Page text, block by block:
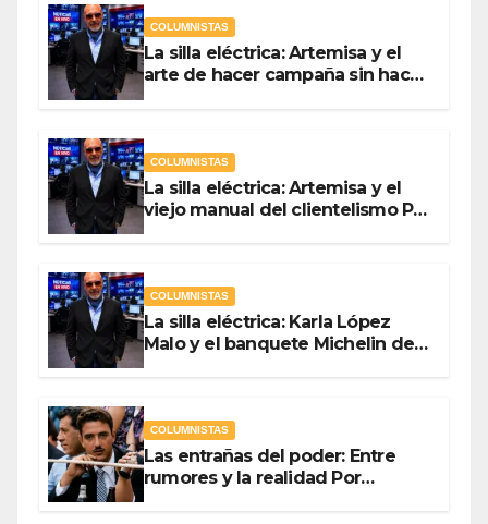
COLUMNISTAS
La silla eléctrica: Artemisa y el
arte de hacer campaña sin hacer
COLUMNISTAS
La silla eléctrica: Artemisa y el
viejo manual del clientelismo Por
COLUMNISTAS
La silla eléctrica: Karla López
Malo y el banquete Michelin del
COLUMNISTAS
Las entrañas del poder: Entre
rumores y la realidad Por